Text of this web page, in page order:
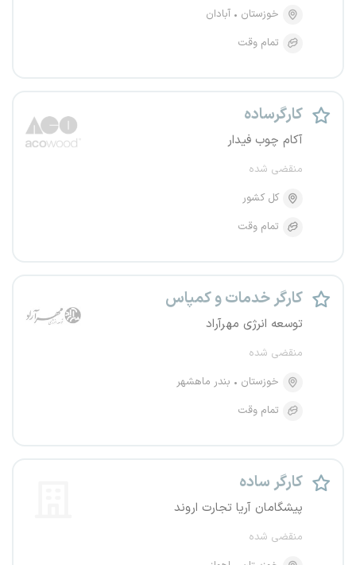
خوزستان
آبادان
تمام وقت
کارگرساده
آکام چوب فیدار
منقضی شده
کل کشور
تمام وقت
کارگر خدمات و کمپاس
توسعه انرژی مهرآراد
منقضی شده
خوزستان
بندر ماهشهر
تمام وقت
کارگر ساده
پیشگامان آریا تجارت اروند
منقضی شده